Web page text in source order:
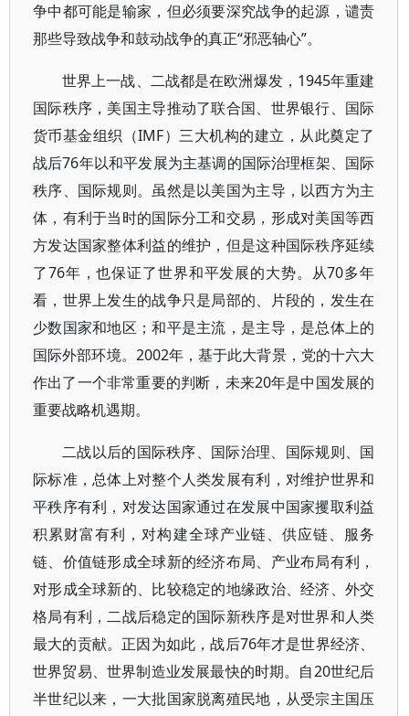
争中都可能是输家，但必须要深究战争的起源，谴责
那些导致战争和鼓动战争的真正“邪恶轴心”。
世界上一战、二战都是在欧洲爆发，1945年重建
国际秩序，美国主导推动了联合国、世界银行、国际
货币基金组织（IMF）三大机构的建立，从此奠定了
战后76年以和平发展为主基调的国际治理框架、国际
秩序、国际规则。虽然是以美国为主导，以西方为主
体，有利于当时的国际分工和交易，形成对美国等西
方发达国家整体利益的维护，但是这种国际秩序延续
了76年，也保证了世界和平发展的大势。从70多年
看，世界上发生的战争只是局部的、片段的，发生在
少数国家和地区；和平是主流，是主导，是总体上的
国际外部环境。2002年，基于此大背景，党的十六大
作出了一个非常重要的判断，未来20年是中国发展的
重要战略机遇期。
二战以后的国际秩序、国际治理、国际规则、国
际标准，总体上对整个人类发展有利，对维护世界和
平秩序有利，对发达国家通过在发展中国家攫取利益
积累财富有利，对构建全球产业链、供应链、服务
链、价值链形成全球新的经济布局、产业布局有利，
对形成全球新的、比较稳定的地缘政治、经济、外交
格局有利，二战后稳定的国际新秩序是对世界和人类
最大的贡献。正因为如此，战后76年才是世界经济、
世界贸易、世界制造业发展最快的时期。自20世纪后
半世纪以来，一大批国家脱离殖民地，从受宗主国压